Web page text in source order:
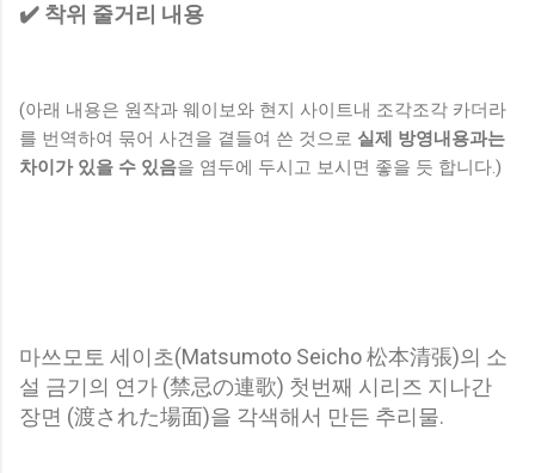
✔️ 착위 줄거리 내용
(아래 내용은 원작과 웨이보와 현지 사이트내 조각조각 카더라
를 번역하여 묶어 사견을 곁들여 쓴 것으로 실제 방영내용과는
차이가 있을 수 있음을 염두에 두시고 보시면 좋을 듯 합니다.)
마쓰모토 세이초(Matsumoto Seicho 松本清張)의 소
설 금기의 연가 (禁忌の連歌) 첫번째 시리즈 지나간
장면 (渡された場面)을 각색해서 만든 추리물.